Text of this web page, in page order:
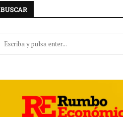
BUSCAR